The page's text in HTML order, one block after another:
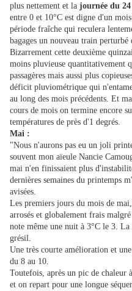
plus nettement et la journée du
entre 0 et 10°C est digne d'un
période fraîche qui reculera
bagages un nouveau train
Bizarrement cette deuxième
moins pluvieuse quantitativement
passagères mais aussi plus
déficit pluviométrique qui
au long des mois précédents. Et
cours de mois on termine encore
températures de près d'1 degrés.
Mai :
"Nous n'aurons pas eu un joli
souvent mon aïeule Nancie
mai n'en finissaient plus
dernières semaines du printemps
avisées.
Les premiers jours du mois de
arrosés et globalement frais
note même une nuit à 3°C le 3.
grésil.
Une très courte amélioration et
du 8 au 10.
Toutefois, après un pic de chaleur
et on repart pour une longue